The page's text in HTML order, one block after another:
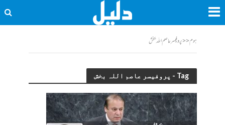
ہوم<<پروفیسر عاصم اللہ بخش
Tag - پروفیسر عاصم اللہ بخش